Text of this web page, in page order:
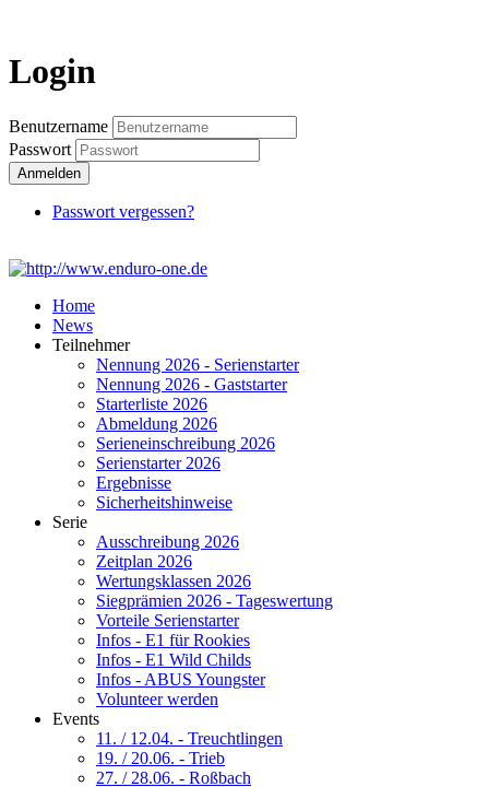
Login
Benutzername
Passwort
Anmelden
Passwort vergessen?
Home
News
Teilnehmer
Nennung 2026 - Serienstarter
Nennung 2026 - Gaststarter
Starterliste 2026
Abmeldung 2026
Serieneinschreibung 2026
Serienstarter 2026
Ergebnisse
Sicherheitshinweise
Serie
Ausschreibung 2026
Zeitplan 2026
Wertungsklassen 2026
Siegprämien 2026 - Tageswertung
Vorteile Serienstarter
Infos - E1 für Rookies
Infos - E1 Wild Childs
Infos - ABUS Youngster
Volunteer werden
Events
11. / 12.04. - Treuchtlingen
19. / 20.06. - Trieb
27. / 28.06. - Roßbach